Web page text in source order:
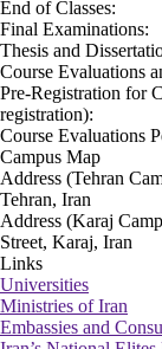
End of Classes:
Final Examinations:
Thesis and
Course Evaluations
Pre-Registration for
registration):
Course Evaluations
Campus Map
Address (Tehran
Tehran, Iran
Address (Karaj
Street, Karaj, Iran
Links
Universities
Ministries of Iran
Embassies and